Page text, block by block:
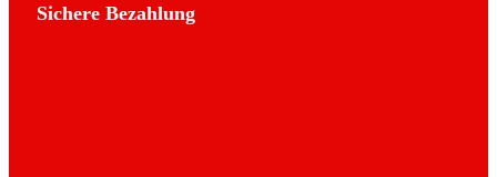
Sichere Bezahlung